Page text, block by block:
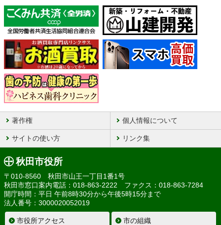
著作権 個人情報について
サイトの使い方 リンク集
秋田市役所
〒010-8560 秋田市山王一丁目1番1号
秋田市窓口案内電話：018-863-2222 ファクス：018-863-7284
開庁時間：平日 午前8時30分から午後5時15分まで
法人番号：3000020052019
市役所アクセス 市の組織